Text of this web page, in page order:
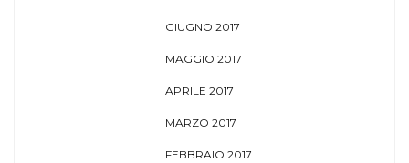
GIUGNO 2017
MAGGIO 2017
APRILE 2017
MARZO 2017
FEBBRAIO 2017